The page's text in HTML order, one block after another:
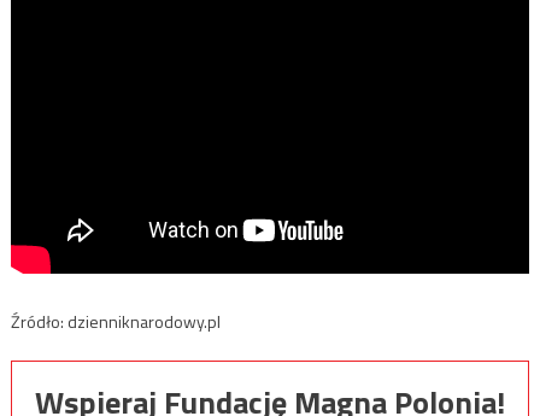
Źródło: dzienniknarodowy.pl
Wspieraj Fundację Magna Polonia!